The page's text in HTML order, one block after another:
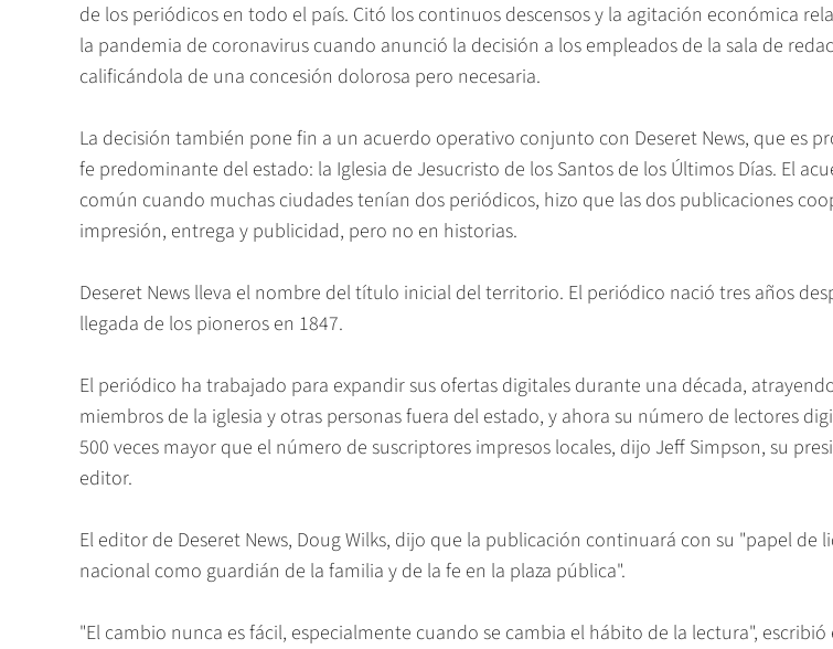
de los periódicos en todo el país. Citó los continuos descensos y la agitación económica
la pandemia de coronavirus cuando anunció la decisión a los empleados de la sala de
calificándola de una concesión dolorosa pero necesaria.
La decisión también pone fin a un acuerdo operativo conjunto con Deseret News, que es
fe predominante del estado: la Iglesia de Jesucristo de los Santos de los Últimos Días. El
común cuando muchas ciudades tenían dos periódicos, hizo que las dos publicaciones
impresión, entrega y publicidad, pero no en historias.
Deseret News lleva el nombre del título inicial del territorio. El periódico nació tres años
llegada de los pioneros en 1847.
El periódico ha trabajado para expandir sus ofertas digitales durante una década,
miembros de la iglesia y otras personas fuera del estado, y ahora su número de lectores
500 veces mayor que el número de suscriptores impresos locales, dijo Jeff Simpson, su
editor.
El editor de Deseret News, Doug Wilks, dijo que la publicación continuará con su "papel de
nacional como guardián de la familia y de la fe en la plaza pública".
"El cambio nunca es fácil, especialmente cuando se cambia el hábito de la lectura", escribió